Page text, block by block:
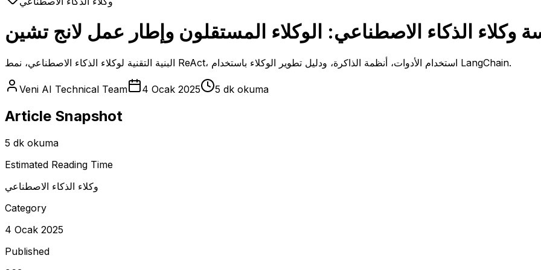
وكلاء الذكاء الاصطناعي: الوكلاء المستقلون وإطار عمل لانج تشين
البنية التقنية لوكلاء الذكاء الاصطناعي، نمط ReAct، استخدام الأدوات، أنظمة الذاكرة، ودليل تطوير الوكلاء باستخدام LangChain.
Veni AI Technical Team 4 Ocak 2025 5 dk okuma
Article Snapshot
5 dk okuma
Estimated Reading Time
وكلاء الذكاء الاصطناعي
Category
4 Ocak 2025
Published